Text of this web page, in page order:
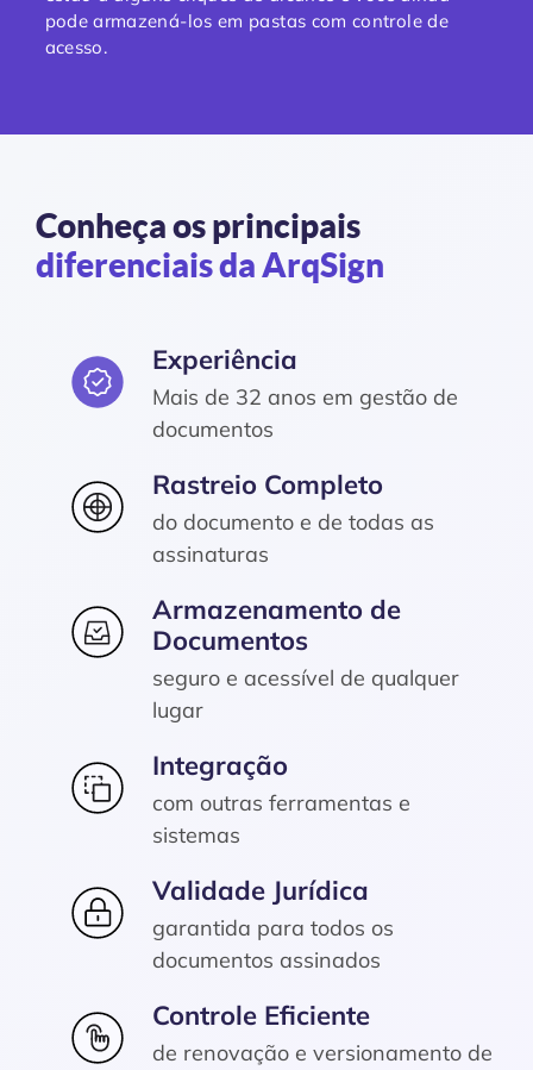
pode armazená-los em pastas com controle de
acesso.
Conheça os principais
diferenciais da ArqSign
Experiência
Mais de 32 anos em gestão de
documentos
Rastreio Completo
do documento e de todas as
assinaturas
Armazenamento de
Documentos
seguro e acessível de qualquer
lugar
Integração
com outras ferramentas e
sistemas
Validade Jurídica
garantida para todos os
documentos assinados
Controle Eficiente
de renovação e versionamento de